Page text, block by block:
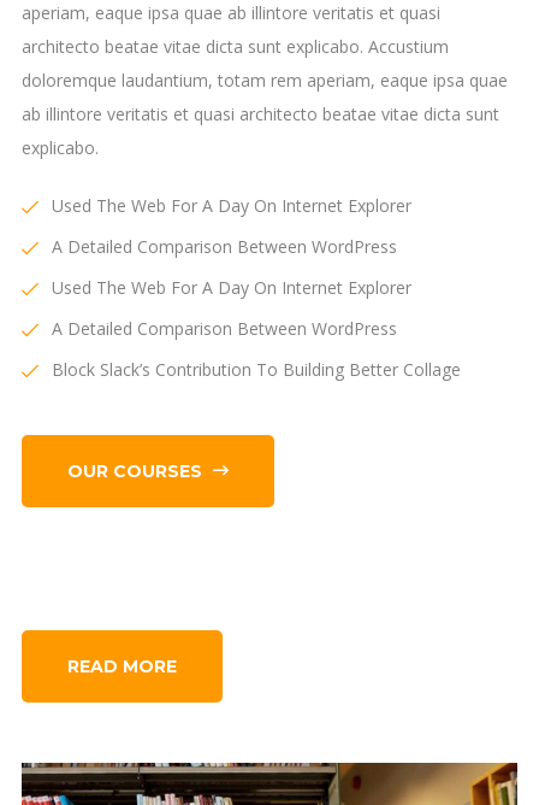
aperiam, eaque ipsa quae ab illintore veritatis et quasi
architecto beatae vitae dicta sunt explicabo. Accustium
doloremque laudantium, totam rem aperiam, eaque ipsa quae
ab illintore veritatis et quasi architecto beatae vitae dicta sunt
explicabo.
Used The Web For A Day On Internet Explorer
A Detailed Comparison Between WordPress
Used The Web For A Day On Internet Explorer
A Detailed Comparison Between WordPress
Block Slack’s Contribution To Building Better Collage
OUR COURSES
READ MORE